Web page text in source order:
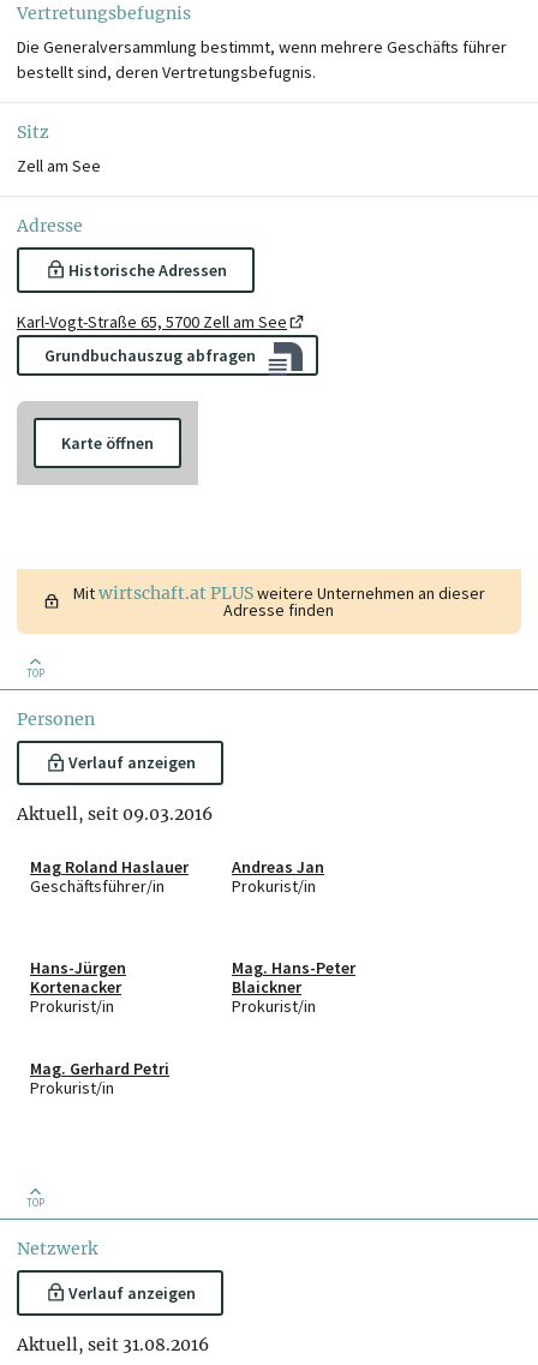
Vertretungsbefugnis
Die Generalversammlung bestimmt, wenn mehrere Geschäfts führer
bestellt sind, deren Vertretungsbefugnis.
Sitz
Zell am See
Adresse
Historische Adressen
Karl-Vogt-Straße 65, 5700 Zell am See
Grundbuchauszug abfragen
Karte öffnen
Mitwirtschaft.at PLUSweitere Unternehmen an dieser
Adresse finden
TOP
Personen
Verlauf anzeigen
Aktuell, seit 09.03.2016
Mag Roland Haslauer
Geschäftsführer/in
Andreas Jan
Prokurist/in
Hans-Jürgen
Kortenacker
Prokurist/in
Mag. Hans-Peter
Blaickner
Prokurist/in
Mag. Gerhard Petri
Prokurist/in
TOP
Netzwerk
Verlauf anzeigen
Aktuell, seit 31.08.2016